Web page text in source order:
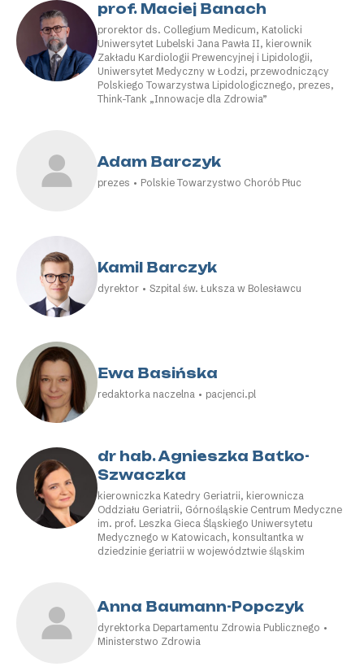
prof. Maciej Banach
prorektor ds. Collegium Medicum, Katolicki
Uniwersytet Lubelski Jana Pawła II, kierownik
Zakładu Kardiologii Prewencyjnej i Lipidologii,
Uniwersytet Medyczny w Łodzi, przewodniczący
Polskiego Towarzystwa Lipidologicznego, prezes,
Think-Tank „Innowacje dla Zdrowia”
Adam Barczyk
prezes • Polskie Towarzystwo Chorób Płuc
Kamil Barczyk
dyrektor • Szpital św. Łuksza w Bolesławcu
Ewa Basińska
redaktorka naczelna • pacjenci.pl
dr hab. Agnieszka Batko-
Szwaczka
kierowniczka Katedry Geriatrii, kierownicza
Oddziału Geriatrii, Górnośląskie Centrum Medyczne
im. prof. Leszka Gieca Śląskiego Uniwersytetu
Medycznego w Katowicach, konsultantka w
dziedzinie geriatrii w województwie śląskim
Anna Baumann-Popczyk
dyrektorka Departamentu Zdrowia Publicznego •
Ministerstwo Zdrowia